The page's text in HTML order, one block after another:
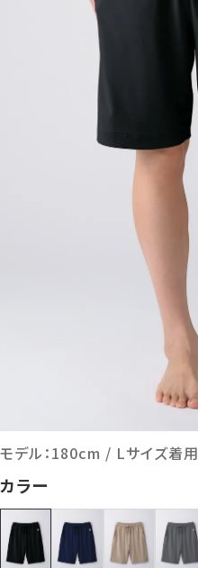
モデル：180cm / Lサイズ着用
カラー